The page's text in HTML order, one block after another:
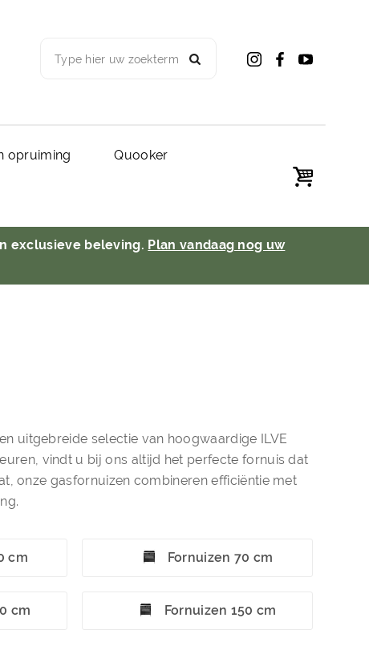
Type hier uw zoekterm
opruiming Quooker
exclusieve beleving. Plan vandaag nog uw
uitgebreide selectie van hoogwaardige ILVE
vindt u bij ons altijd het perfecte fornuis dat
onze gasfornuizen combineren efficiëntie met
cm Fornuizen 70 cm
cm Fornuizen 150 cm